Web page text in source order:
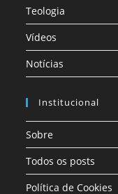
Teologia
Vídeos
Notícias
Institucional
Sobre
Todos os posts
Política de Cookies